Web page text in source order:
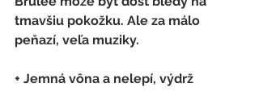
tmavšiu pokožku. Ale za málo
peňazí, veľa muziky.
+ Jemná vôna a nelepí, výdrž